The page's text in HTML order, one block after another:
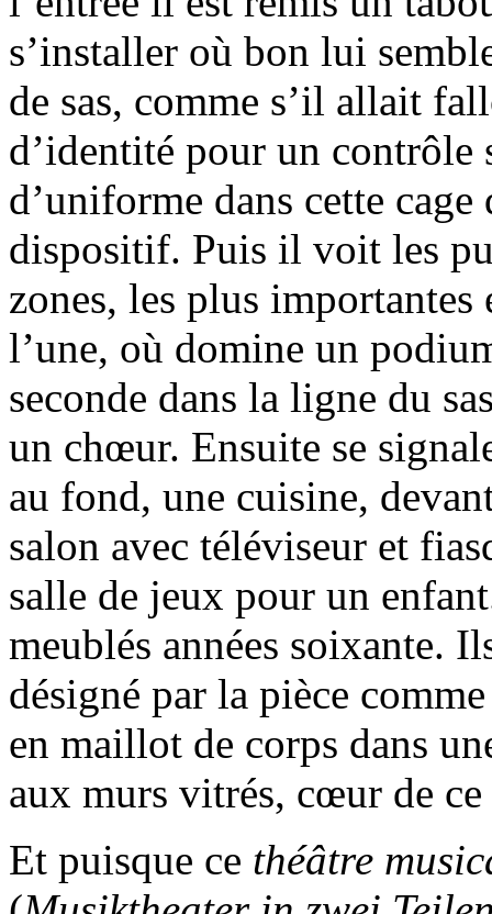
s’installer où bon lui
de sas, comme s’il allait
d’identité pour un contrôle
d’uniforme dans cette
dispositif. Puis il voit les
zones, les plus
l’une, où domine un
seconde dans la ligne du
un chœur. Ensuite se
au fond, une cuisine,
salon avec téléviseur et
salle de jeux pour un
meublés années soixante.
désigné par la pièce
en maillot de corps dans
aux murs vitrés, cœur de
Et puisque ce théâtre